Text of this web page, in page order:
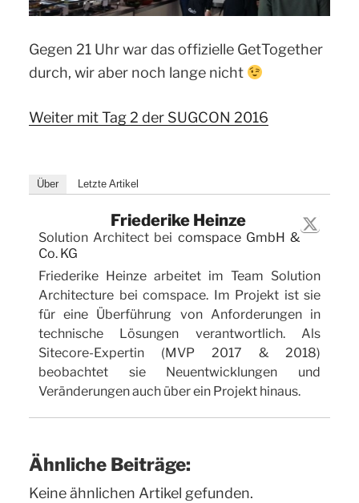
Gegen 21 Uhr war das offizielle GetTogether
durch, wir aber noch lange nicht
Weiter mit Tag 2 der SUGCON 2016
Über Letzte Artikel
Friederike Heinze
Solution Architect bei comspace GmbH &
Co. KG
Friederike Heinze arbeitet im Team Solution
Architecture bei comspace. Im Projekt ist sie
für eine Überführung von Anforderungen in
technische Lösungen verantwortlich. Als
Sitecore-Expertin (MVP 2017 & 2018)
beobachtet sie Neuentwicklungen und
Veränderungen auch über ein Projekt hinaus.
Ähnliche Beiträge:
Keine ähnlichen Artikel gefunden.